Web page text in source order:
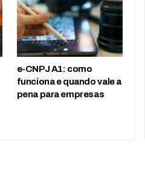
e-CNPJ A1: como
funciona e quando vale a
pena para empresas